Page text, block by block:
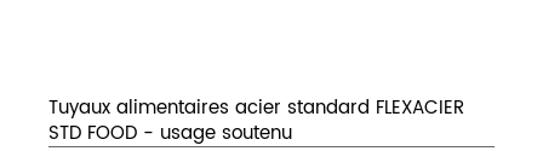
Tuyaux alimentaires acier standard FLEXACIER
STD FOOD - usage soutenu